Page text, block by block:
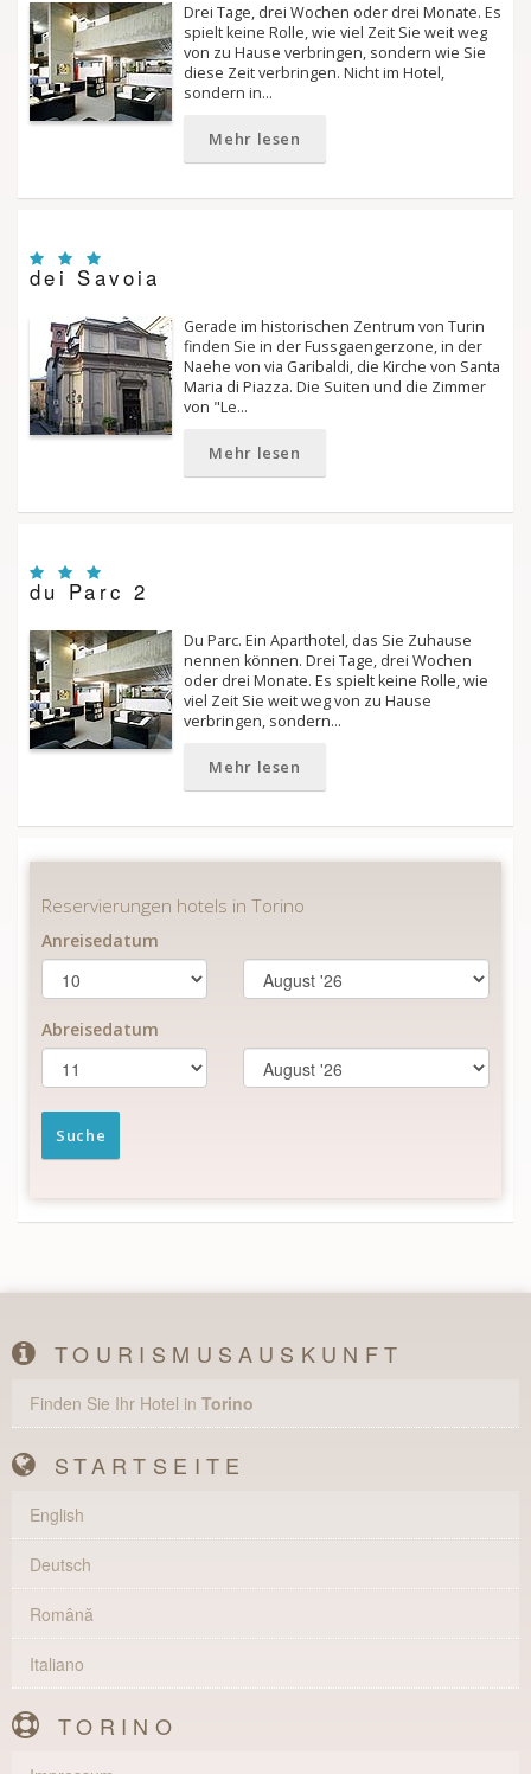
Drei Tage, drei Wochen oder drei Monate. Es
spielt keine Rolle, wie viel Zeit Sie weit weg
von zu Hause verbringen, sondern wie Sie
diese Zeit verbringen. Nicht im Hotel,
sondern in…
Mehr lesen
dei Savoia
Gerade im historischen Zentrum von Turin
finden Sie in der Fussgaengerzone, in der
Naehe von via Garibaldi, die Kirche von Santa
Maria di Piazza. Die Suiten und die Zimmer
von "Le…
Mehr lesen
du Parc 2
Du Parc. Ein Aparthotel, das Sie Zuhause
nennen können. Drei Tage, drei Wochen
oder drei Monate. Es spielt keine Rolle, wie
viel Zeit Sie weit weg von zu Hause
verbringen, sondern…
Mehr lesen
TOURISMUSAUSKUNFT
Finden Sie Ihr Hotel in Torino
STARTSEITE
English
Deutsch
Română
Italiano
TORINO